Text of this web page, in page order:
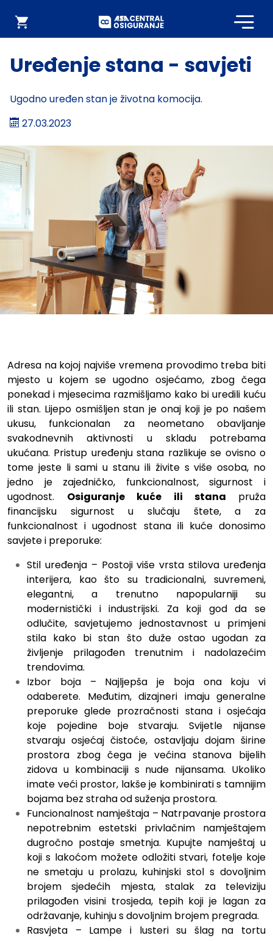
Webshop
Uređenje stana - savjeti
Ugodno uređen stan je životna komocija.
27.03.2023
Uređenje stana - savjeti
Adresa na kojoj najviše vremena provodimo treba biti
mjesto u kojem se ugodno osjećamo, zbog čega
ponekad i mjesecima razmišljamo kako bi uredili kuću
ili stan. Lijepo osmišljen stan je onaj koji je po našem
ukusu, funkcionalan za neometano obavljanje
svakodnevnih aktivnosti u skladu potrebama
ukućana. Pristup uređenju stana razlikuje se ovisno o
tome jeste li sami u stanu ili živite s više osoba, no
jedno je zajedničko, funkcionalnost, sigurnost i
ugodnost. Osiguranje kuće ili stana
pruža
financijsku sigurnost u slučaju štete, a za
funkcionalnost i ugodnost stana ili kuće donosimo
savjete i preporuke:
Stil uređenja – Postoji više vrsta stilova uređenja
interijera, kao što su tradicionalni, suvremeni,
elegantni, a trenutno napopularniji su
modernistički i industrijski. Za koji god da se
odlučite, savjetujemo jednostavnost u primjeni
stila kako bi stan što duže ostao ugodan za
življenje prilagođen trenutnim i nadolazećim
trendovima.
Izbor boja – Najljepša je boja ona koju vi
odaberete. Međutim, dizajneri imaju generalne
preporuke glede prozračnosti stana i osjećaja
koje pojedine boje stvaraju. Svijetle nijanse
stvaraju osjećaj čistoće, ostavljaju dojam širine
prostora zbog čega je većina stanova bijelih
zidova u kombinaciji s nude nijansama. Ukoliko
imate veći prostor, lakše je kombinirati s tamnijim
bojama bez straha od suženja prostora.
Funcionalnost namještaja – Natrpavanje prostora
nepotrebnim estetski privlačnim namještajem
dugročno postaje smetnja. Kupujte namještaj u
koji s lakoćom možete odložiti stvari, fotelje koje
ne smetaju u prolazu, kuhinjski stol s dovoljnim
brojem sjedećih mjesta, stalak za televiziju
prilagođen visini trosjeda, tepih koji je lagan za
održavanje, kuhinju s dovoljnim brojem pregrada.
Rasvjeta – Lampe i lusteri su šlag na tortu